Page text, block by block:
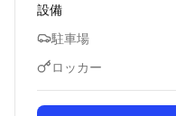
設備
駐車場
ロッカー